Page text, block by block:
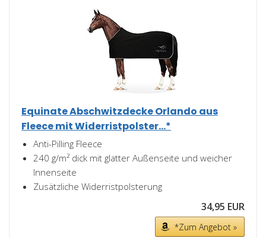
Equinate Abschwitzdecke Orlando aus
Fleece mit Widerristpolster...*
Anti-Pilling Fleece
240 g/m² dick mit glatter Außenseite und weicher
Innenseite
Zusätzliche Widerristpolsterung
34,95 EUR
*Zum Angebot »